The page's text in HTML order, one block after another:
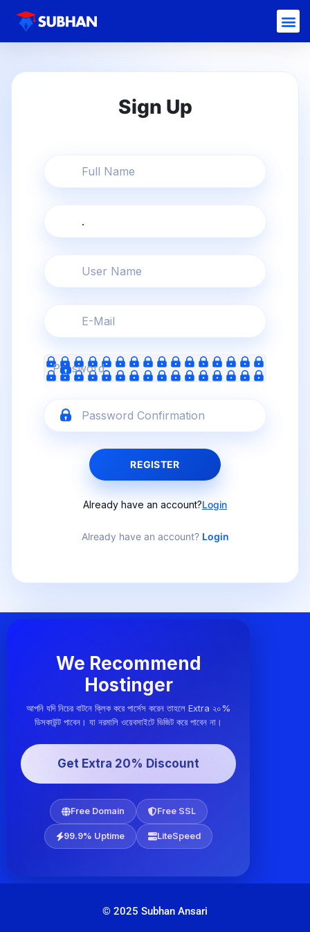
REGISTER
Already have an account?Login
Already have an account? Login
We Recommend
Hostinger
আপনি যদি নিচের বাটনে ক্লিক করে পার্সেস করেন তাহলে Extra ২০%
ডিসকাউন্ট পাবেন। যা নরমালি ওয়েবসাইটে ভিজিট করে পাবেন না।
Get Extra 20% Discount
Free Domain Free SSL
99.9% Uptime LiteSpeed
© 2025 Subhan Ansari